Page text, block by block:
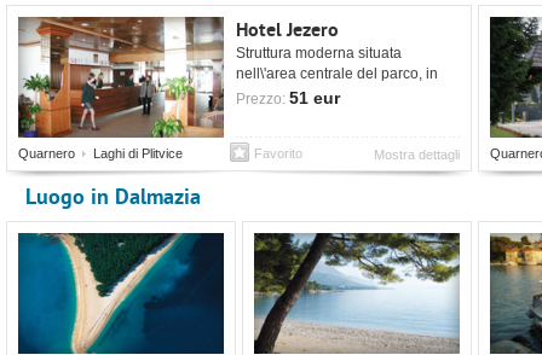
Hotel Jezero
Struttura moderna situata
nell\'area centrale del parco, in
posizione suggestiva e comoda.
Prezzo: 51 eur
Quarnero Laghi di Plitvice Mostra dettagli
Favorito
Luogo in Dalmazia